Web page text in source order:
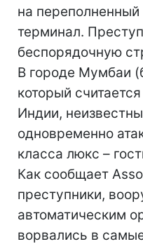
на
терминал.
беспорядочную
В городе Мумбаи
который
Индии,
одновременно
класса люкс –
Как сообщает
преступники,
автоматическим
ворвались в